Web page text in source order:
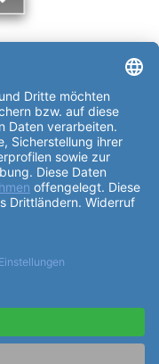
Baume &
42mm